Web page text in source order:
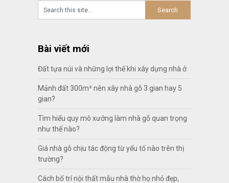
Bài viết mới
Đất tựa núi và những lợi thế khi xây dựng nhà ở
Mảnh đất 300m² nên xây nhà gỗ 3 gian hay 5
gian?
Tìm hiểu quy mô xưởng làm nhà gỗ quan trọng
như thế nào?
Giá nhà gỗ chịu tác động từ yếu tố nào trên thị
trường?
Cách bố trí nội thất mẫu nhà thờ họ nhỏ đẹp,